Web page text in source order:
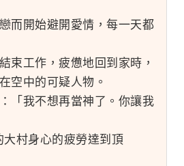
而開始避開愛情，每一天都
束工作，疲憊地回到家時，
空中的可疑人物。
「我不想再當神了。你讓我
村身心的疲勞達到頂